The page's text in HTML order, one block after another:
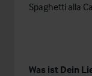
Spaghetti alla
Was ist Dein